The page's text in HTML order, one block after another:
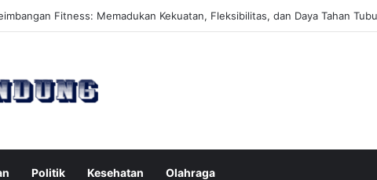
Pilates Reformer untuk Meningkatkan Kekuatan Otot Inti Secara Efektif
Politik Kesehatan Olahraga